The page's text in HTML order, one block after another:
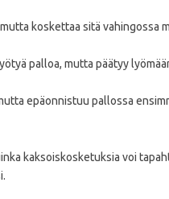
koskettaa sitä vahingossa
palloa, mutta päätyy
epäonnistuu pallossa
kaksoiskosketuksia voi